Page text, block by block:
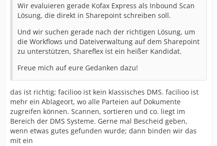
Wir evaluieren gerade Kofax Express als Inbound Scan
Lösung, die direkt in Sharepoint schreiben soll.
Und wir suchen gerade nach der richtigen Lösung, um
die Workflows und Dateiverwaltung auf dem Sharepoint
zu unterstützen, Shareflex ist ein heißer Kandidat.
Freue mich auf eure Gedanken dazu!
das ist richtig; facilioo ist kein klassisches DMS. facilioo ist
mehr ein Ablageort, wo alle Parteien auf Dokumente
zugreifen können. Scannen, sortieren und co. liegt im
Bereich der DMS Systeme. Gerne mal Bescheid geben,
wenn etwas gutes gefunden wurde; dann binden wir das
mit ein